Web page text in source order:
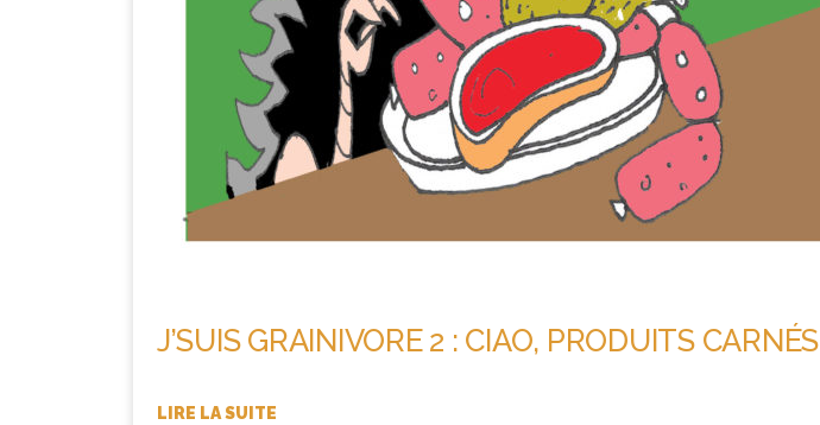
J’SUIS GRAINIVORE 2 : CIAO, PRODUITS CARNÉS
LIRE LA SUITE